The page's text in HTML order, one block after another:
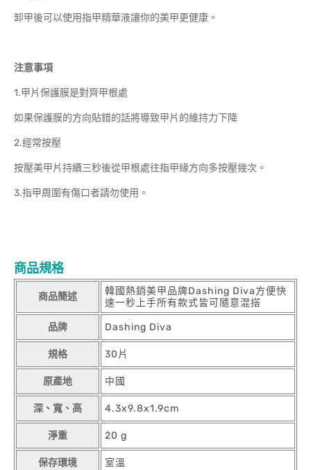
卸甲後可以使用指甲精華液讓你的美甲更健康。
注意事項
1.甲片保護膜是對齊甲根處
如果保護膜的方向貼錯的話將導致甲片的維持力下降
2.經常按壓
按壓美甲片持續三秒後從甲根處往指甲緣方向多按壓幾次。
3.指甲周圍有傷口者請勿使用。
商品規格
商品簡述
韓國熱銷美甲品牌Dashing Diva方便快
速一秒上手所有款式皆可隨意混搭
品牌 Dashing Diva
規格 30片
原產地 中國
深、寬、高 4.3x9.8x1.9cm
淨重 20 g
保存環境 室溫